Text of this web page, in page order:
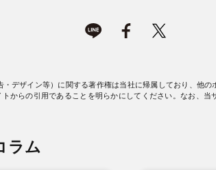
デザイン等）に関する著作権は当社に帰属しており、他
からの引用であることを明らかにしてください。なお、
ラム